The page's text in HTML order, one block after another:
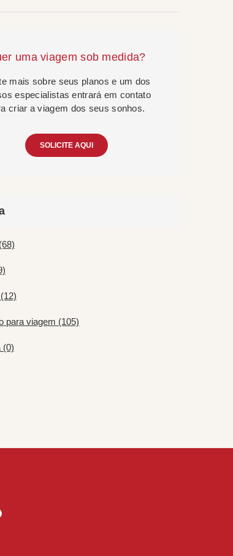
uma viagem sob medida?
mais sobre seus planos e um dos
especialistas entrará em contato
criar a viagem dos seus sonhos.
SOLICITE AQUI
para viagem (105)
(0)